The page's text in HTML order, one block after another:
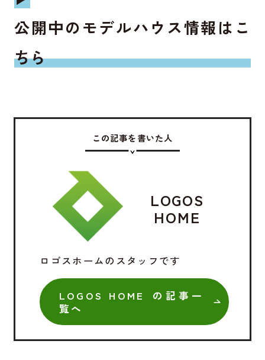
公開中のモデルハウス情報はこ
ちら
この記事を書いた人
LOGOS
HOME
ロゴスホームのスタッフです
LOGOS HOME の記事一
覧へ